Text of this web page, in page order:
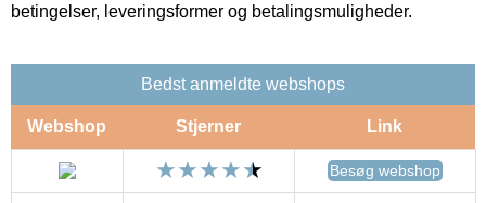
betingelser, leveringsformer og betalingsmuligheder.
Bedst anmeldte webshops
Webshop Stjerner Link
Besøg webshop